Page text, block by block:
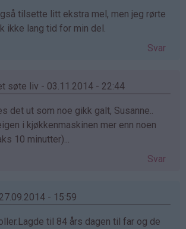
tilsette litt ekstra mel, men jeg rørte
ikke lang tid for min del.
Svar
søte liv - 03.11.2014 - 22:44
det ut som noe gikk galt, Susanne..
i kjøkkenmaskinen mer enn noen
10 minutter)...
Svar
- 15:59
til 84 års dagen til far og de